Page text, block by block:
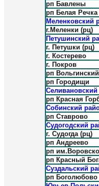
рп Бавлены
рп Белая Речка
Меленковский
г.Меленки (рц)
Петушинский
г. Петушки (рц)
г. Костерево
г. Покров
рп Вольгинский
рп Городищи
Селивановский
рп Красная
Собинский
рп Ставрово
Судогодский
г. Судогда (рц)
рп Андреево
рп
рп Красный
Суздальский
рп Боголюбово